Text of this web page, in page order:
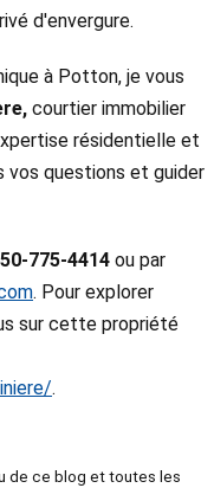
d'envergure.
à Potton, je vous
courtier immobilier
résidentielle et
vos questions et guider
775-4414 ou par
. Pour explorer
sur cette propriété
.
de ce blog et toutes les